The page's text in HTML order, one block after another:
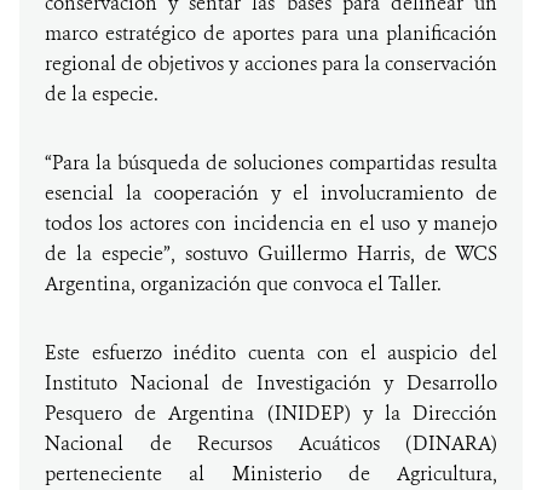
marco estratégico de aportes para una planificación
regional de objetivos y acciones para la conservación
de la especie.
“Para la búsqueda de soluciones compartidas resulta
esencial la cooperación y el involucramiento de
todos los actores con incidencia en el uso y manejo
de la especie”, sostuvo Guillermo Harris, de WCS
Argentina, organización que convoca el Taller.
Este esfuerzo inédito cuenta con el auspicio del
Instituto Nacional de Investigación y Desarrollo
Pesquero de Argentina (INIDEP) y la Dirección
Nacional de Recursos Acuáticos (DINARA)
perteneciente al Ministerio de Agricultura,